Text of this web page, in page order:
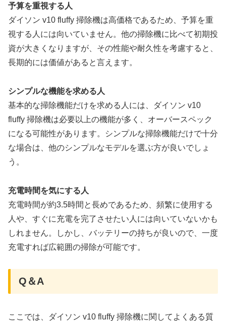
予算を重視する人
ダイソン v10 fluffy 掃除機は高価格であるため、予算を重
視する人には向いていません。他の掃除機に比べて初期投
資が大きくなりますが、その性能や耐久性を考慮すると、
長期的には価値があると言えます。
シンプルな機能を求める人
基本的な掃除機能だけを求める人には、ダイソン v10
fluffy 掃除機は必要以上の機能が多く、オーバースペック
になる可能性があります。シンプルな掃除機能だけで十分
な場合は、他のシンプルなモデルを選ぶ方が良いでしょ
う。
充電時間を気にする人
充電時間が約3.5時間と長めであるため、頻繁に使用する
人や、すぐに充電を完了させたい人には向いていないかも
しれません。しかし、バッテリーの持ちが良いので、一度
充電すれば広範囲の掃除が可能です。
Q＆A
ここでは、ダイソン v10 fluffy 掃除機に関してよくある質